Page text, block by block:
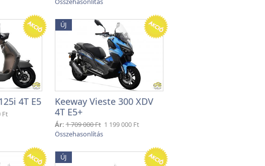
4T E5
Ft
ÚJ
Keeway Vieste 300 XDV
4T E5+
Ár:1 709 000 Ft 1 199 000 Ft
ÚJ